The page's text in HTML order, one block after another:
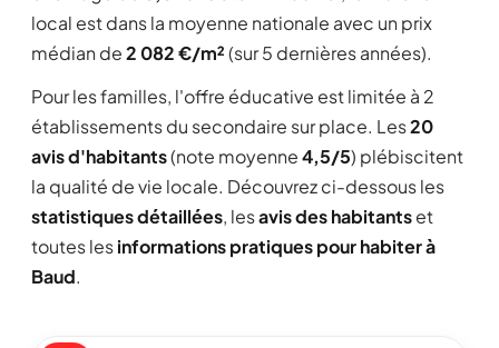
local est dans la moyenne nationale avec un prix
médian de2 082 €/m²(sur 5 dernières années).
Pour les familles, l'offre éducative est limitée à 2
établissements du secondaire sur place. Les20
avis d'habitants(note moyenne4,5/5) plébiscitent
la qualité de vie locale. Découvrez ci-dessous les
statistiques détaillées, lesavis des habitantset
toutes lesinformations pratiques pour habiter à
Baud.